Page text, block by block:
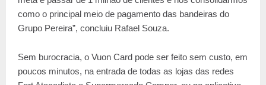
como o principal meio de pagamento das bandeiras do
Grupo Pereira”, concluiu Rafael Souza.
Sem burocracia, o Vuon Card pode ser feito sem custo, em
poucos minutos, na entrada de todas as lojas das redes